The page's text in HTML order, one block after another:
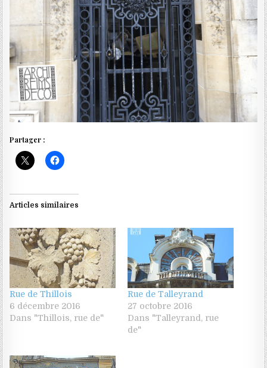
Partager :
Articles similaires
Rue de Thillois
6 décembre 2016
Dans "Thillois, rue de"
Rue de Talleyrand
27 octobre 2016
Dans "Talleyrand, rue
de"